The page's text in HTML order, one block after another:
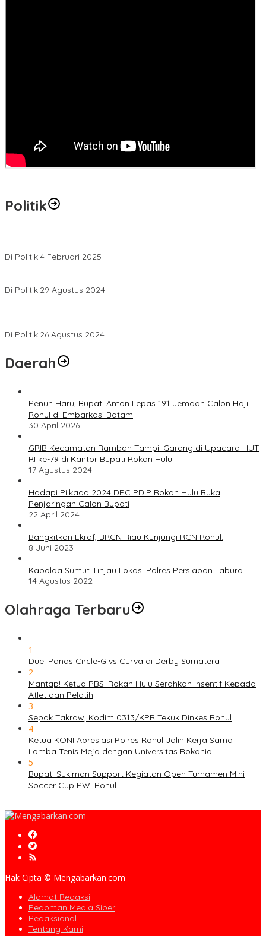
Politik
Di Politik|4 Februari 2025
Di Politik|29 Agustus 2024
Di Politik|26 Agustus 2024
Daerah
Penuh Haru, Bupati Anton Lepas 191 Jemaah Calon Haji
Rohul di Embarkasi Batam
30 April 2026
GRIB Kecamatan Rambah Tampil Garang di Upacara HUT
RI ke-79 di Kantor Bupati Rokan Hulu!
17 Agustus 2024
Hadapi Pilkada 2024 DPC PDIP Rokan Hulu Buka
Penjaringan Calon Bupati
22 April 2024
Bangkitkan Ekraf, BRCN Riau Kunjungi RCN Rohul.
8 Juni 2023
Kapolda Sumut Tinjau Lokasi Polres Persiapan Labura
14 Agustus 2022
Olahraga Terbaru
1
Duel Panas Circle-G vs Curva di Derby Sumatera
2
Mantap! Ketua PBSI Rokan Hulu Serahkan Insentif Kepada
Atlet dan Pelatih
3
Sepak Takraw, Kodim 0313/KPR Tekuk Dinkes Rohul
4
Ketua KONI Apresiasi Polres Rohul Jalin Kerja Sama
Lomba Tenis Meja dengan Universitas Rokania
5
Bupati Sukiman Support Kegiatan Open Turnamen Mini
Soccer Cup PWI Rohul
Hak Cipta © Mengabarkan.com
Alamat Redaksi
Pedoman Media Siber
Redaksional
Tentang Kami